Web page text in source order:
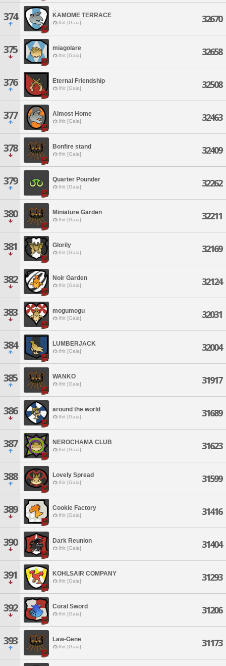
374 KAMOME TERRACE
Ifrit [Gaia] 32670
375 miagolare
Ifrit [Gaia] 32658
376 Eternal Friendship
Ifrit [Gaia] 32508
377 Almost Home
Ifrit [Gaia] 32463
378 Bonfire stand
Ifrit [Gaia] 32409
379 Quarter Pounder
Ifrit [Gaia] 32262
380 Miniature Garden
Ifrit [Gaia] 32211
381 Glorily
Ifrit [Gaia] 32169
382 Noir Garden
Ifrit [Gaia] 32124
383 mogumogu
Ifrit [Gaia] 32031
384 LUMBERJACK
Ifrit [Gaia] 32004
385 WANKO
Ifrit [Gaia] 31917
386 around the world
Ifrit [Gaia] 31689
387 NEROCHAMA CLUB
Ifrit [Gaia] 31623
388 Lovely Spread
Ifrit [Gaia] 31599
389 Cookie Factory
Ifrit [Gaia] 31416
390 Dark Reunion
Ifrit [Gaia] 31404
391 KOHLSAIR COMPANY
Ifrit [Gaia] 31293
392 Coral Sword
Ifrit [Gaia] 31206
393 Law-Gene
Ifrit [Gaia] 31173